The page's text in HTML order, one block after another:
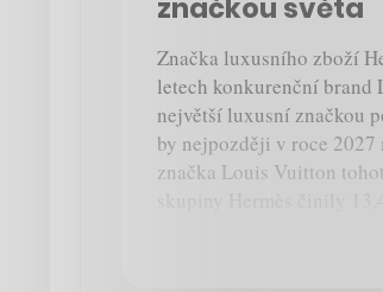
značkou světa
Značka luxusního zboží
letech konkurenční brand
největší luxusní značkou
by nejpozději v roce
značka Louis Vuitton